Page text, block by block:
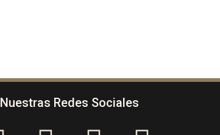
Nuestras Redes Sociales